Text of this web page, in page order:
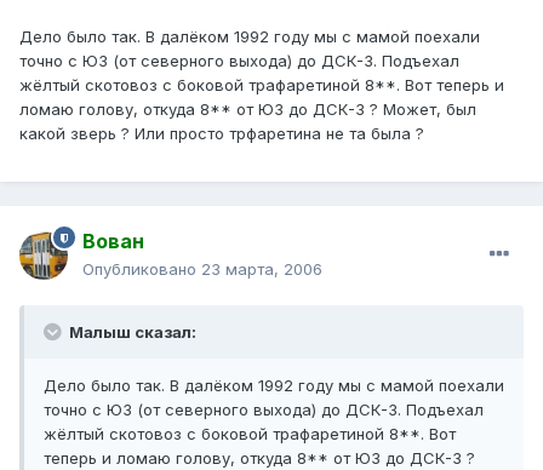
Дело было так. В далёком 1992 году мы с мамой поехали
точно с ЮЗ (от северного выхода) до ДСК-3. Подъехал
жёлтый скотовоз с боковой трафаретиной 8**. Вот теперь и
ломаю голову, откуда 8** от ЮЗ до ДСК-3 ? Может, был
какой зверь ? Или просто трфаретина не та была ?
Вован
Опубликовано 23 марта, 2006
Малыш сказал:
Дело было так. В далёком 1992 году мы с мамой поехали
точно с ЮЗ (от северного выхода) до ДСК-3. Подъехал
жёлтый скотовоз с боковой трафаретиной 8**. Вот
теперь и ломаю голову, откуда 8** от ЮЗ до ДСК-3 ?